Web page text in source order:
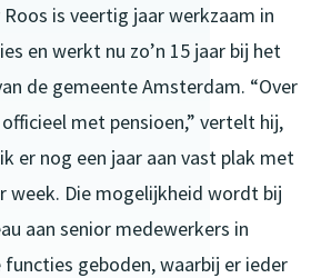
Roos is veertig jaar werkzaam in
en werkt nu zo’n 15 jaar bij het
de gemeente Amsterdam. “Over
met pensioen,” vertelt hij,
er nog een jaar aan vast plak met
week. Die mogelijkheid wordt bij
aan senior medewerkers in
geboden, waarbij er ieder